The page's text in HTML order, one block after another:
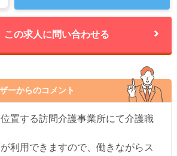
この求人に問い合わせる
ーからのコメント
置する訪問介護事業所にて介護職
利用できますので、働きながらス